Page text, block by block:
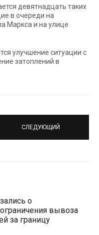
девятнадцать таких
в очереди на
Маркса и на улице
улучшение ситуации с
затоплений в
СЛЕДУЮЩИЙ
о
вывоза
за границу